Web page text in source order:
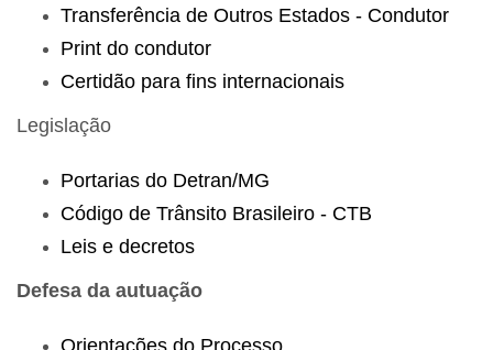
Transferência de Outros Estados - Condutor
Print do condutor
Certidão para fins internacionais
Legislação
Portarias do Detran/MG
Código de Trânsito Brasileiro - CTB
Leis e decretos
Defesa da autuação
Orientações do Processo